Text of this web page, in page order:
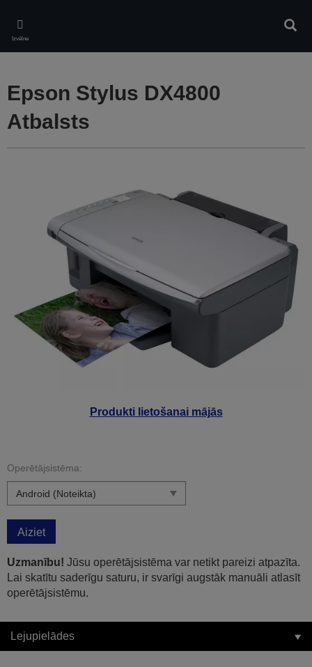
main
content
Izvēlne
Produkti lietošanai mājās
Epson Stylus DX4800
Atbalsts
Operētājsistēma:
Aiziet
Uzmanību! Jūsu operētājsistēma var netikt pareizi atpazīta.
Lai skatītu saderīgu saturu, ir svarīgi augstāk manuāli atlasīt
operētājsistēmu.
Lejupielādes